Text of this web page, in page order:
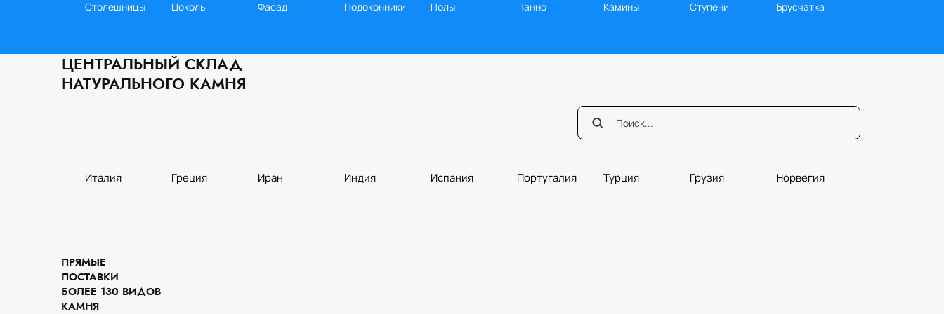
Столешницы Цоколь Фасад Подоконники Полы Панно Камины Ступени Брусчатка
ЦЕНТРАЛЬНЫЙ СКЛАД
НАТУРАЛЬНОГО КАМНЯ
Италия Греция Иран Индия Испания Португалия Турция Грузия Норвегия
ПРЯМЫЕ
ПОСТАВКИ
БОЛЕЕ 130 ВИДОВ
КАМНЯ